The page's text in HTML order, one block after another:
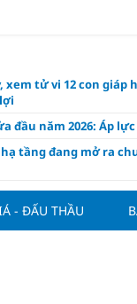
xem tử vi 12 con giáp
đầu năm 2026: Áp
hạ tầng đang mở ra
thuế cho hộ, cá
7/8: Thị trường
- ĐẤU THẦU